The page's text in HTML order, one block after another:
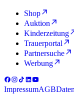
Shop
Auktion
Kinderzeitung
Trauerportal
Partnersuche
Werbung
ImpressumAGB